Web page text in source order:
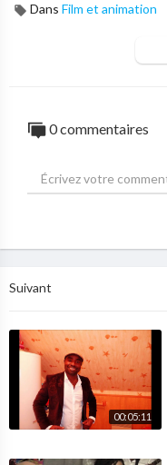
Dans Film et animation
0 commentaires
Suivant
00:05:11